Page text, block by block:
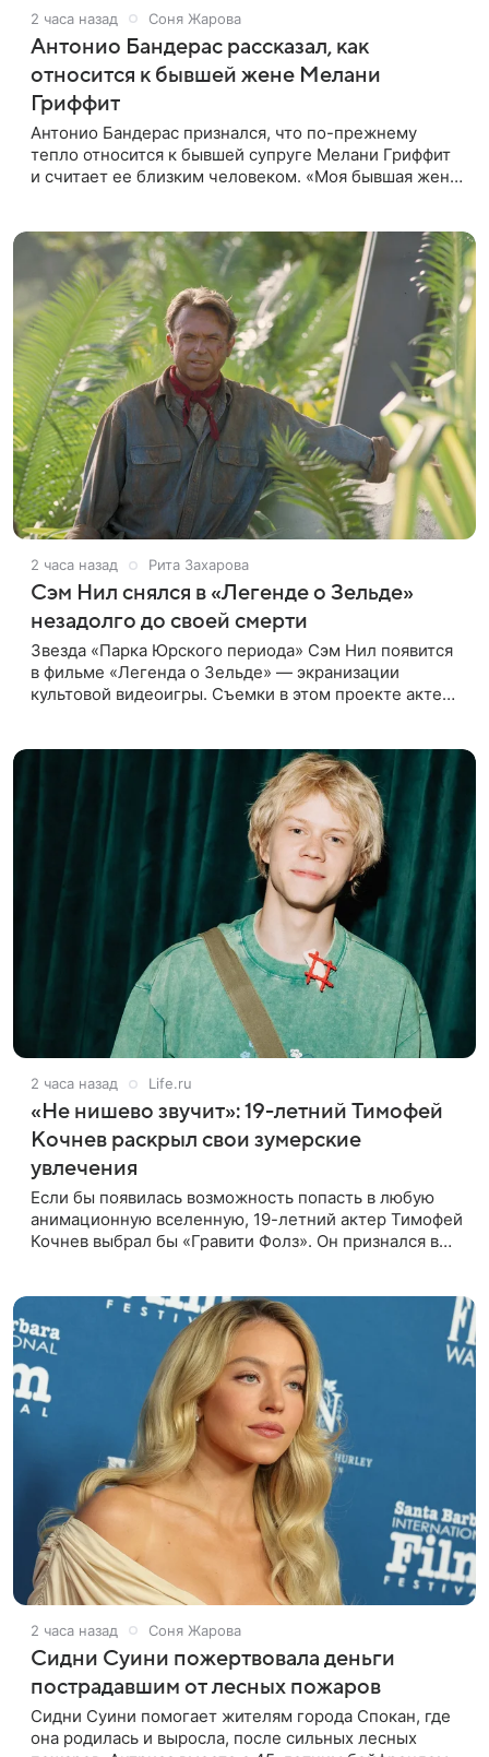
2 часа назад Соня Жарова
Антонио Бандерас рассказал, как
относится к бывшей жене Мелани
Гриффит
Антонио Бандерас признался, что по-прежнему
тепло относится к бывшей супруге Мелани Гриффит
и считает ее близким человеком. «Моя бывшая жена
2 часа назад Рита Захарова
Сэм Нил снялся в «Легенде о Зельде»
незадолго до своей смерти
Звезда «Парка Юрского периода» Сэм Нил появится
в фильме «Легенда о Зельде» — экранизации
культовой видеоигры. Съемки в этом проекте актер
2 часа назад Life.ru
«Не нишево звучит»: 19-летний Тимофей
Кочнев раскрыл свои зумерские
увлечения
Если бы появилась возможность попасть в любую
анимационную вселенную, 19-летний актер Тимофей
Кочнев выбрал бы «Гравити Фолз». Он признался в
2 часа назад Соня Жарова
Сидни Суини пожертвовала деньги
пострадавшим от лесных пожаров
Сидни Суини помогает жителям города Спокан, где
она родилась и выросла, после сильных лесных